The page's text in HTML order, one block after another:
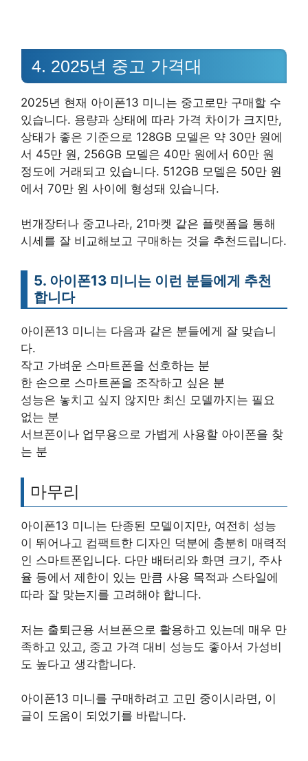
4. 2025년 중고 가격대
2025년 현재 아이폰13 미니는 중고로만 구매할 수
있습니다. 용량과 상태에 따라 가격 차이가 크지만,
상태가 좋은 기준으로 128GB 모델은 약 30만 원에
서 45만 원, 256GB 모델은 40만 원에서 60만 원
정도에 거래되고 있습니다. 512GB 모델은 50만 원
에서 70만 원 사이에 형성돼 있습니다.
번개장터나 중고나라, 21마켓 같은 플랫폼을 통해
시세를 잘 비교해보고 구매하는 것을 추천드립니다.
5. 아이폰13 미니는 이런 분들에게 추천
합니다
아이폰13 미니는 다음과 같은 분들에게 잘 맞습니
다.
작고 가벼운 스마트폰을 선호하는 분
한 손으로 스마트폰을 조작하고 싶은 분
성능은 놓치고 싶지 않지만 최신 모델까지는 필요
없는 분
서브폰이나 업무용으로 가볍게 사용할 아이폰을 찾
는 분
마무리
아이폰13 미니는 단종된 모델이지만, 여전히 성능
이 뛰어나고 컴팩트한 디자인 덕분에 충분히 매력적
인 스마트폰입니다. 다만 배터리와 화면 크기, 주사
율 등에서 제한이 있는 만큼 사용 목적과 스타일에
따라 잘 맞는지를 고려해야 합니다.
저는 출퇴근용 서브폰으로 활용하고 있는데 매우 만
족하고 있고, 중고 가격 대비 성능도 좋아서 가성비
도 높다고 생각합니다.
아이폰13 미니를 구매하려고 고민 중이시라면, 이
글이 도움이 되었기를 바랍니다.